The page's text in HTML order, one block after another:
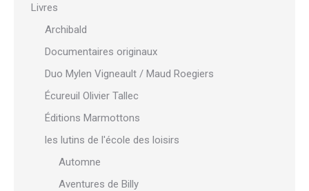
Livres
Archibald
Documentaires originaux
Duo Mylen Vigneault / Maud Roegiers
Écureuil Olivier Tallec
Éditions Marmottons
les lutins de l'école des loisirs
Automne
Aventures de Billy